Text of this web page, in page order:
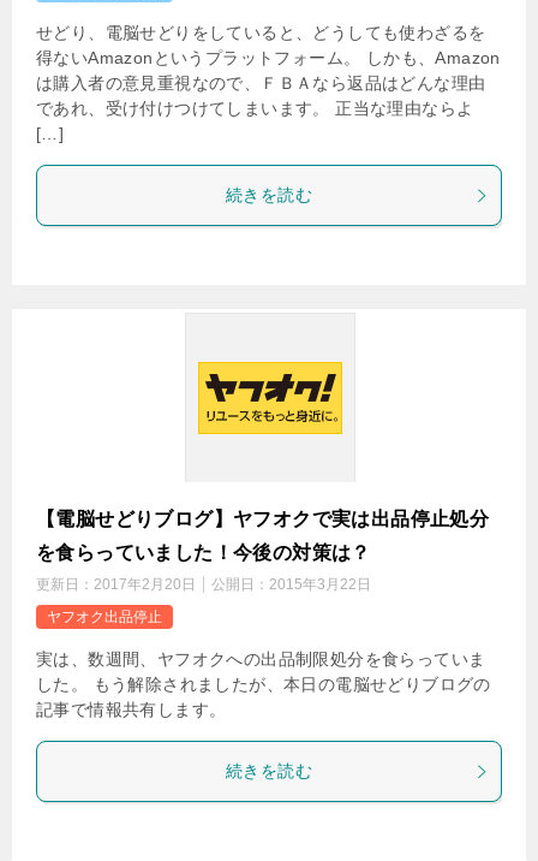
せどり、電脳せどりをしていると、どうしても使わざるを
得ないAmazonというプラットフォーム。 しかも、Amazon
は購入者の意見重視なので、ＦＢＡなら返品はどんな理由
であれ、受け付けつけてしまいます。 正当な理由ならよ
[…]
続きを読む
【電脳せどりブログ】ヤフオクで実は出品停止処分
を食らっていました！今後の対策は？
更新日： 2017年2月20日 公開日： 2015年3月22日
ヤフオク出品停止
実は、数週間、ヤフオクへの出品制限処分を食らっていま
した。 もう解除されましたが、本日の電脳せどりブログの
記事で情報共有します。
続きを読む